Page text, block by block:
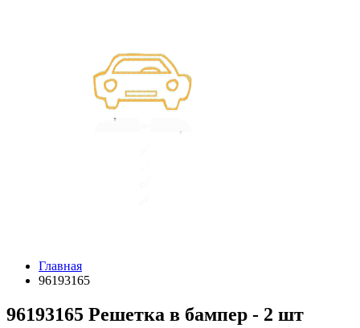
Главная
96193165
96193165 Решетка в бампер - 2 шт